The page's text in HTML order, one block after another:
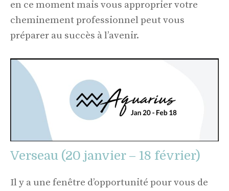
en ce moment mais vous approprier votre
cheminement professionnel peut vous
préparer au succès à l’avenir.
Verseau (20 janvier – 18 février)
Il y a une fenêtre d’opportunité pour vous de